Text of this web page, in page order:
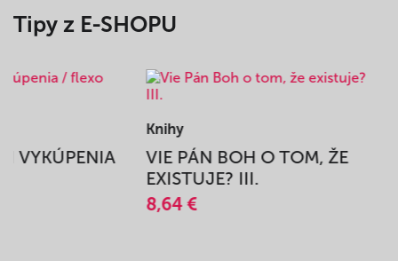
Tipy z E-SHOPU
VYKÚPENIA
Knihy
VIE PÁN BOH O TOM, ŽE
EXISTUJE? III.
8,64 €